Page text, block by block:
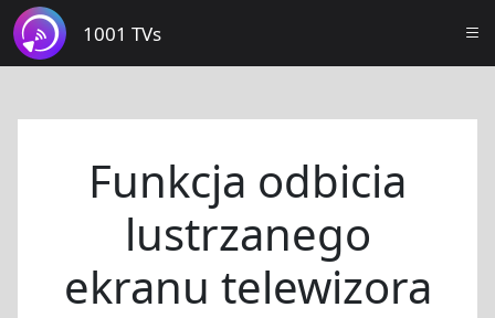
1001 TVs
Funkcja odbicia
lustrzanego
ekranu telewizora